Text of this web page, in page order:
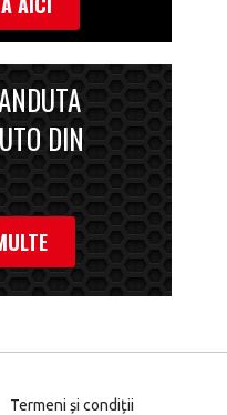
DIN
Termeni și condiții